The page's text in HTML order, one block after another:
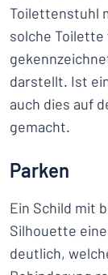
Toilettenstuhl
solche Toilette
darstellt. Ist
auch dies auf
gemacht.
Parken
Ein Schild mit
Silhouette
deutlich,